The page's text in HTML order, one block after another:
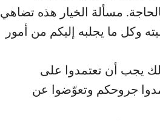
مسألة الخيار هذه تضاهي
وكل ما يجلبه إليكم من أمور
يجب أن تعتمدوا على
جروحكم وتعوّضوا عن